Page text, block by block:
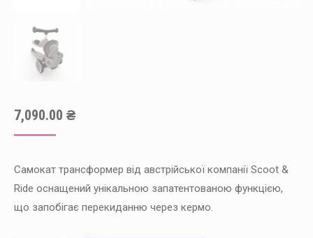
7,090.00 ₴
Самокат трансформер від австрійської компанії Scoot &
Ride оснащений унікальною запатентованою функцією,
що запобігає перекиданню через кермо.